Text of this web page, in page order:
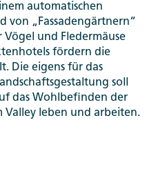
automatischen
von „Fassadengärtnern“
und Fledermäuse
fördern die
Die eigens für das
soll
das Wohlbefinden der
Valley leben und arbeiten.